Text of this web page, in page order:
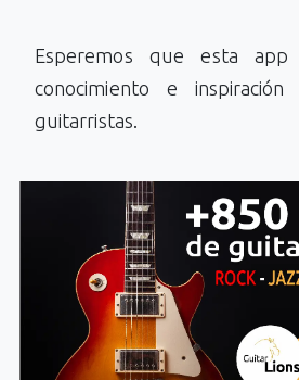
Esperemos que esta
conocimiento e
guitarristas.